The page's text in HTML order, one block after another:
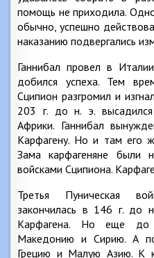
помощь не приходила.
обычно, успешно
наказанию подвергались
Ганнибал провел в
добился успеха. Тем
Сципион разгромил и
203 г. до н. э.
Африки. Ганнибал
Карфагену. Но и там его
Зама карфагеняне были
войсками Сципиона.
Третья Пуническая
закончилась в 146 г. до
Карфагена. Но еще до
Македонию и Сирию. А
Грецию и Малую Азию. К